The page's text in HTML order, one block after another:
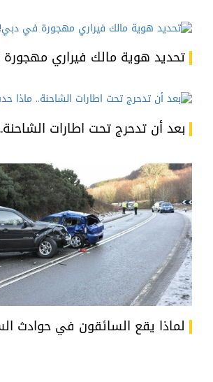
تحديد هوية مالك فيراري
بعد أن تدحرج تحت اطارات
لماذا يقع السائقون في حوادث